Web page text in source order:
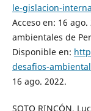
le-gislacion-
Acceso en: 16 ago.
ambientales de
Disponible en:
desafios-
16 ago. 2022.
SOTO RINCÓN,